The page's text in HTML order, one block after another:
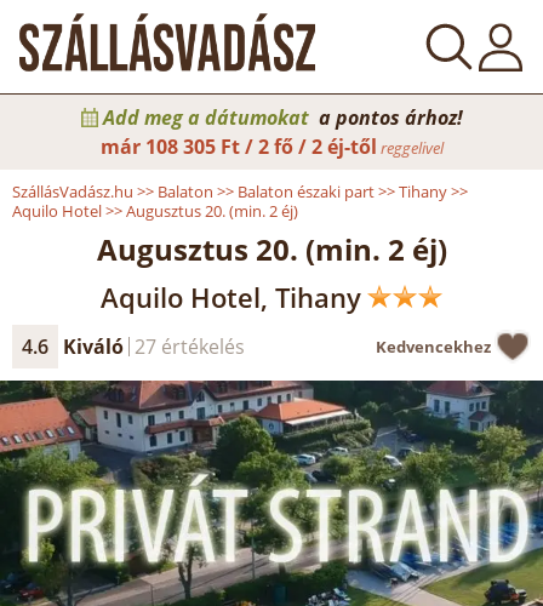
Add meg a dátumokat a pontos árhoz!
már 108 305 Ft / 2 fő / 2 éj-től reggelivel
SzállásVadász.hu >> Balaton >> Balaton északi part>>Tihany>>
Aquilo Hotel>>Augusztus 20. (min. 2 éj)
Augusztus 20. (min. 2 éj)
Aquilo Hotel, Tihany
4.6 Kiváló 27 értékelés Kedvencekhez